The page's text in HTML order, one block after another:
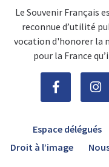
Le Souvenir Français
reconnue d’utilité
vocation d'honorer la
pour la France
Espace délégués
Droit à l’image